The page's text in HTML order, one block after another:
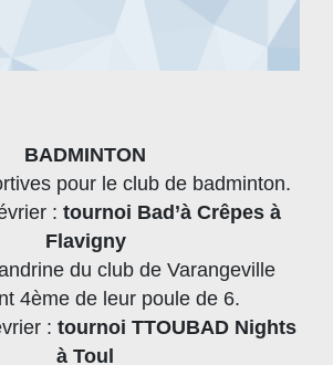
BADMINTON
pour le club de badminton.
: tournoi Bad’à Crêpes à
Flavigny
du club de Varangeville
4ème de leur poule de 6.
: tournoi TTOUBAD Nights
à Toul